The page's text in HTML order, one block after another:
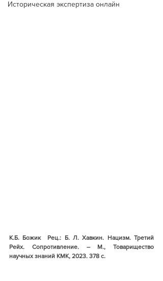
Историческая экспертиза онлайн
К.Б. Божик  Рец.: Б. Л. Хавкин. Нацизм. Третий
Рейх. Сопротивление. – М., Товарищество
научных знаний КМК, 2023. 378 с.